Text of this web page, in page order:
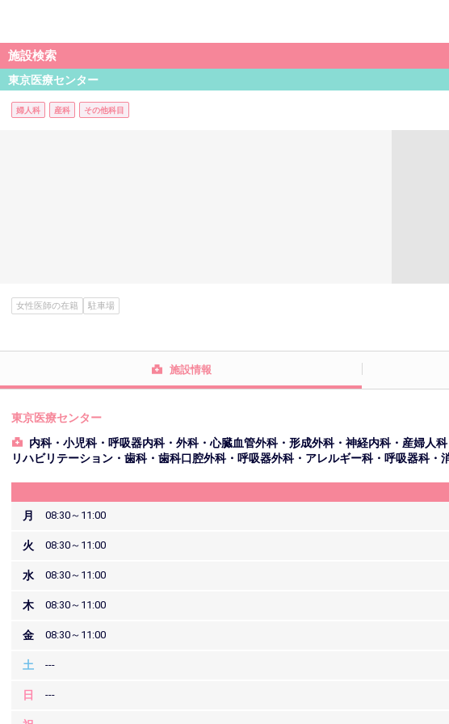
施設検索
東京医療センター
婦人科 産科 その他科目
女性医師の在籍 駐車場
施設情報
東京医療センター
内科・小児科・呼吸器内科・外科・心臓血管外科・形成外科・神経内科・産婦人
リハビリテーション・歯科・歯科口腔外科・呼吸器外科・アレルギー科・呼吸器科・
月 08:30～11:00
火 08:30～11:00
水 08:30～11:00
木 08:30～11:00
金 08:30～11:00
土 ---
日 ---